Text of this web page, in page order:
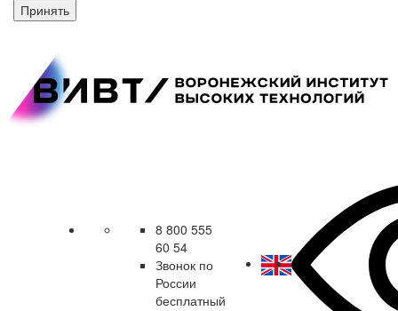
Принять
8 800 555
60 54
Звонок по
России
бесплатный